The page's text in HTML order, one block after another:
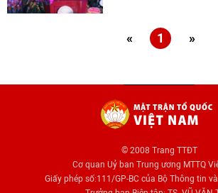
« 1 »
© 2008 Trang TTĐT
Cơ quan Uỷ ban Trung ương MTTQ
Giấy phép số:111/GP-BC của Bộ Thông tin